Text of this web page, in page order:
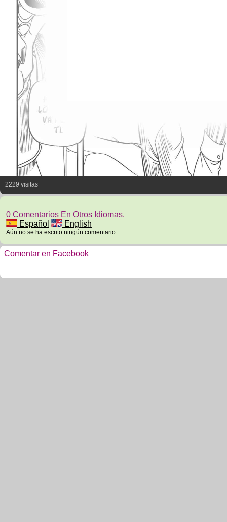
2229 visitas
0 Comentarios En Otros Idiomas.
Español
English
Aún no se ha escrito ningún comentario.
Comentar en Facebook